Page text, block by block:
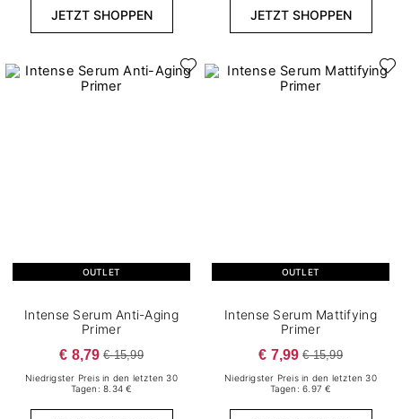
10 ml 3
9 ml
Düster
Flüssig
JETZT SHOPPEN JETZT SHOPPEN
OUTLET
Intense Serum Anti-Aging
Primer
€ 8,79 € 15,99
Niedrigster Preis in den letzten 30
Tagen: 8.34 €
OUTLET
Intense Serum Mattifying
Primer
€ 7,99 € 15,99
Niedrigster Preis in den letzten 30
Tagen: 6.97 €